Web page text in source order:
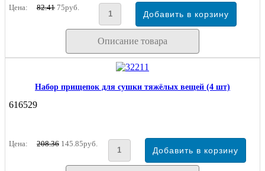
Цена: 82.41 75руб.
Описание товара
Набор прищепок для сушки тяжёлых вещей (4 шт)
616529
Цена: 208.36 145.85руб.